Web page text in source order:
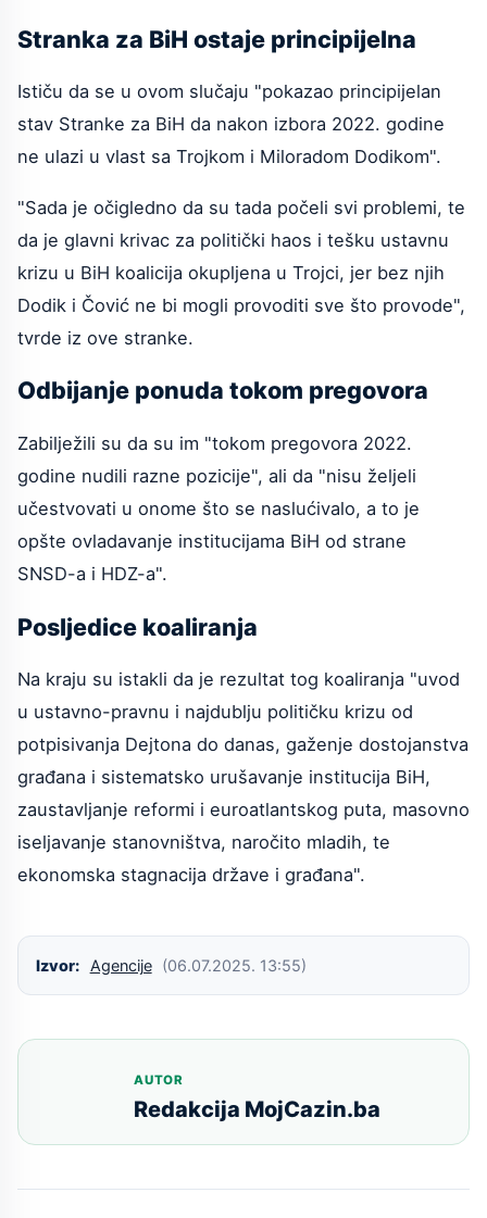
Stranka za BiH ostaje principijelna
Ističu da se u ovom slučaju "pokazao principijelan
stav Stranke za BiH da nakon izbora 2022. godine
ne ulazi u vlast sa Trojkom i Miloradom Dodikom".
"Sada je očigledno da su tada počeli svi problemi, te
da je glavni krivac za politički haos i tešku ustavnu
krizu u BiH koalicija okupljena u Trojci, jer bez njih
Dodik i Čović ne bi mogli provoditi sve što provode",
tvrde iz ove stranke.
Odbijanje ponuda tokom pregovora
Zabilježili su da su im "tokom pregovora 2022.
godine nudili razne pozicije", ali da "nisu željeli
učestvovati u onome što se naslućivalo, a to je
opšte ovladavanje institucijama BiH od strane
SNSD-a i HDZ-a".
Posljedice koaliranja
Na kraju su istakli da je rezultat tog koaliranja "uvod
u ustavno-pravnu i najdublju političku krizu od
potpisivanja Dejtona do danas, gaženje dostojanstva
građana i sistematsko urušavanje institucija BiH,
zaustavljanje reformi i euroatlantskog puta, masovno
iseljavanje stanovništva, naročito mladih, te
ekonomska stagnacija države i građana".
Izvor: Agencije (06.07.2025. 13:55)
AUTOR
Redakcija MojCazin.ba